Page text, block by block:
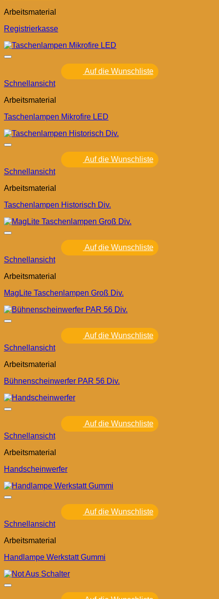
Arbeitsmaterial
Registrierkasse
Auf die Wunschliste
Schnellansicht
Arbeitsmaterial
Taschenlampen Mikrofire LED
Auf die Wunschliste
Schnellansicht
Arbeitsmaterial
Taschenlampen Historisch Div.
Auf die Wunschliste
Schnellansicht
Arbeitsmaterial
MagLite Taschenlampen Groß Div.
Auf die Wunschliste
Schnellansicht
Arbeitsmaterial
Bühnenscheinwerfer PAR 56 Div.
Auf die Wunschliste
Schnellansicht
Arbeitsmaterial
Handscheinwerfer
Auf die Wunschliste
Schnellansicht
Arbeitsmaterial
Handlampe Werkstatt Gummi